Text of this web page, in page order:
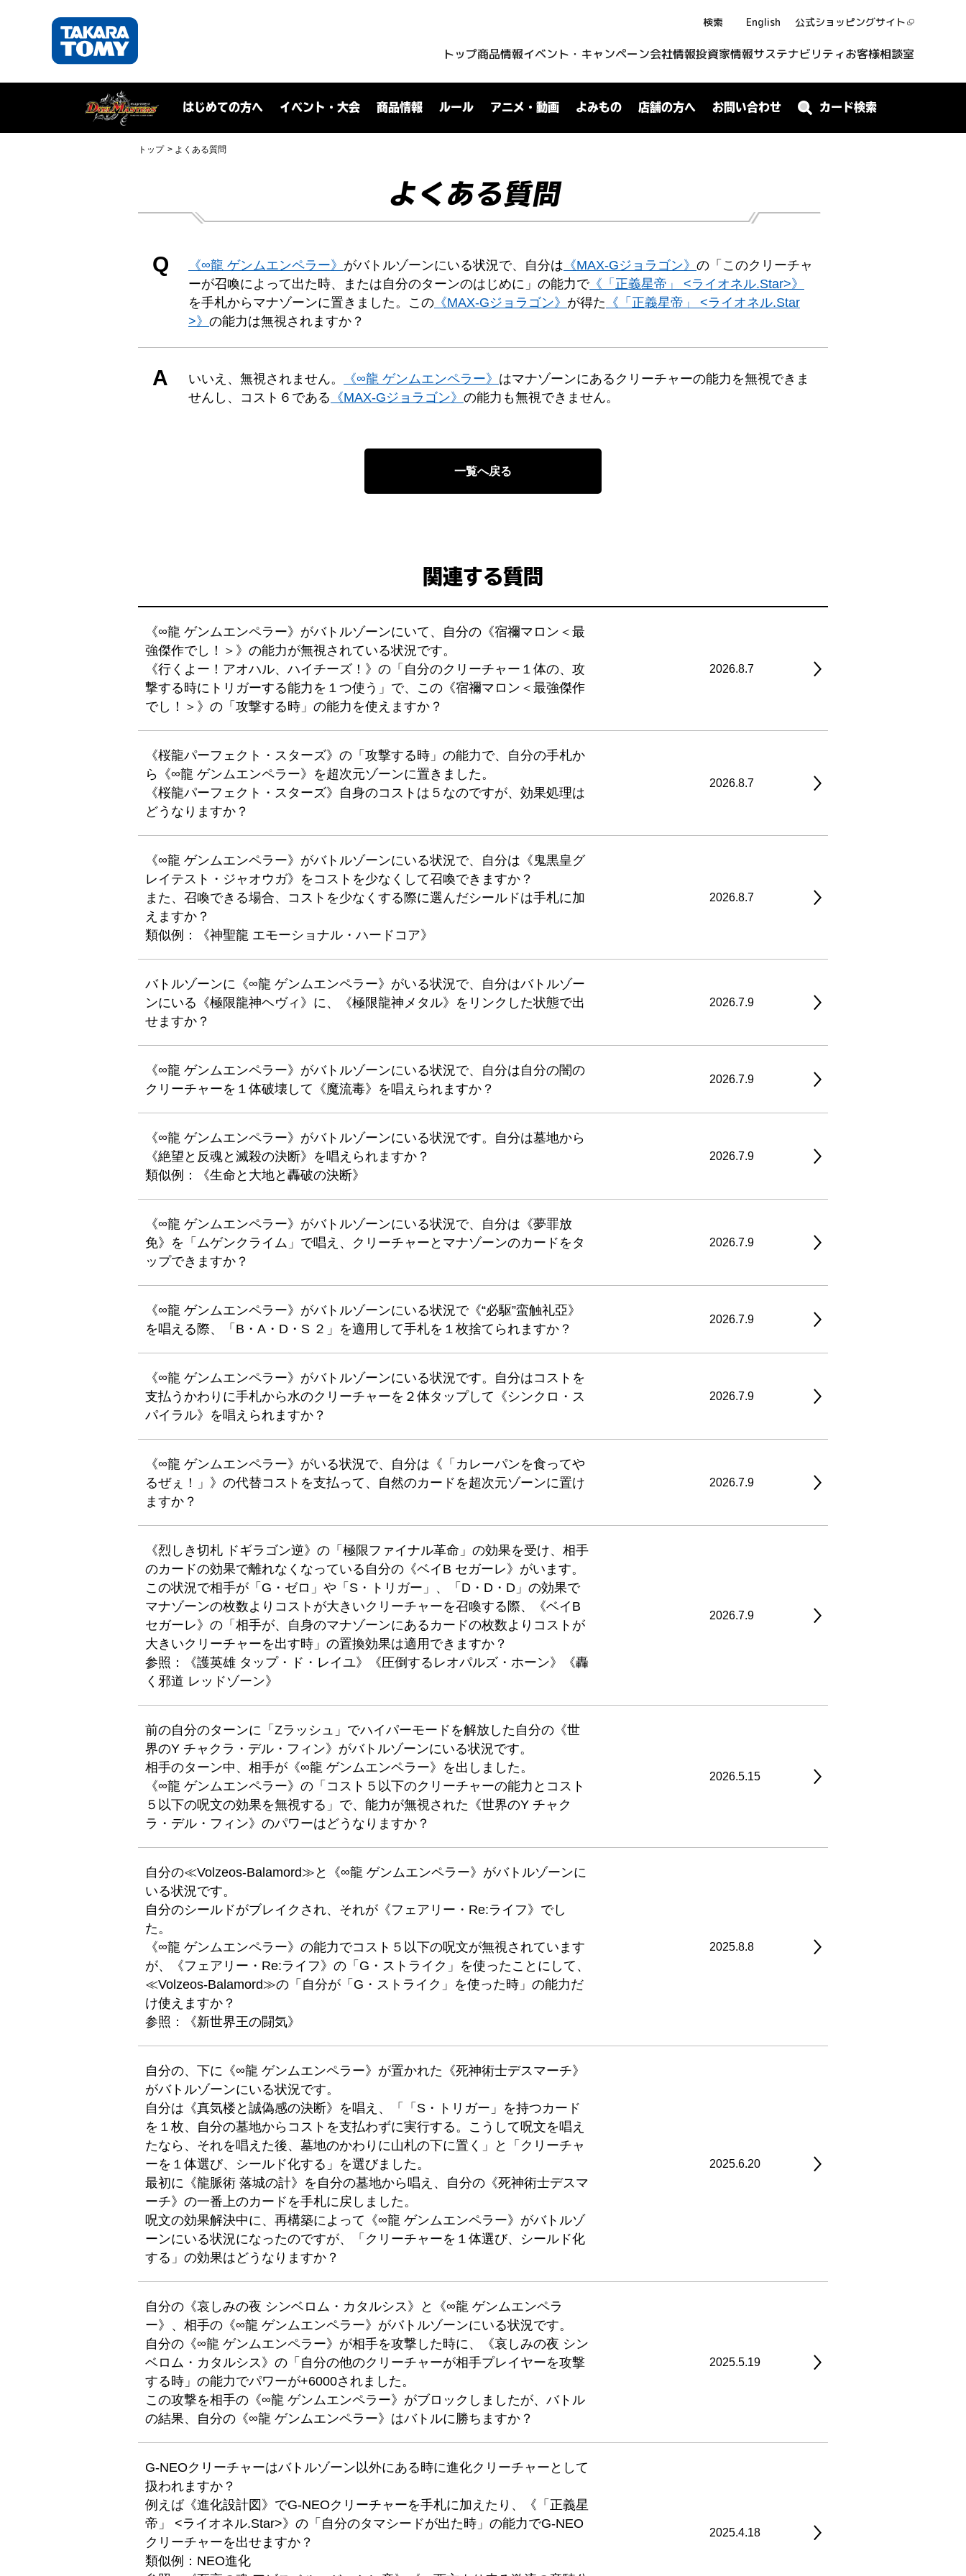
検索 English 公式ショッピングサイト
トップ商品情報イベント・キャンペーン会社情報投資家情報サステナビリティお客様相談室
はじめての方へ イベント・大会 商品情報 ルール アニメ・動画 よみもの 店舗の方へ お問い合わせ カード検索
トップ よくある質問
よくある質問
Q 《∞龍 ゲンムエンペラー》 がバトルゾーンにいる状況で、自分は 《MAX-Gジョラゴン》 の「このクリーチャ
ーが召喚によって出た時、または自分のターンのはじめに」の能力で《「正義星帝」 <ライオネル.Star>》
を手札からマナゾーンに置きました。この 《MAX-Gジョラゴン》 が得た 《「正義星帝」 <ライオネル.Star
>》 の能力は無視されますか？
A いいえ、無視されません。 《∞龍 ゲンムエンペラー》 はマナゾーンにあるクリーチャーの能力を無視できま
せんし、コスト６である 《MAX-Gジョラゴン》 の能力も無視できません。
一覧へ戻る
関連する質問
《∞龍 ゲンムエンペラー》がバトルゾーンにいて、自分の《宿禰マロン＜最
強傑作でし！＞》の能力が無視されている状況です。
《行くよー！アオハル、ハイチーズ！》の「自分のクリーチャー１体の、攻
撃する時にトリガーする能力を１つ使う」で、この《宿禰マロン＜最強傑作
でし！＞》の「攻撃する時」の能力を使えますか？
2026.8.7
《桜龍パーフェクト・スターズ》の「攻撃する時」の能力で、自分の手札か
ら《∞龍 ゲンムエンペラー》を超次元ゾーンに置きました。
《桜龍パーフェクト・スターズ》自身のコストは５なのですが、効果処理は
どうなりますか？
2026.8.7
《∞龍 ゲンムエンペラー》がバトルゾーンにいる状況で、自分は《鬼黒皇グ
レイテスト・ジャオウガ》をコストを少なくして召喚できますか？
また、召喚できる場合、コストを少なくする際に選んだシールドは手札に加
えますか？
類似例：《神聖龍 エモーショナル・ハードコア》
2026.8.7
バトルゾーンに《∞龍 ゲンムエンペラー》がいる状況で、自分はバトルゾー
ンにいる《極限龍神ヘヴィ》に、《極限龍神メタル》をリンクした状態で出
せますか？
2026.7.9
《∞龍 ゲンムエンペラー》がバトルゾーンにいる状況で、自分は自分の闇の
クリーチャーを１体破壊して《魔流毒》を唱えられますか？
2026.7.9
《∞龍 ゲンムエンペラー》がバトルゾーンにいる状況です。自分は墓地から
《絶望と反魂と滅殺の決断》を唱えられますか？
類似例：《生命と大地と轟破の決断》
2026.7.9
《∞龍 ゲンムエンペラー》がバトルゾーンにいる状況で、自分は《夢罪放
免》を「ムゲンクライム」で唱え、クリーチャーとマナゾーンのカードをタ
ップできますか？
2026.7.9
《∞龍 ゲンムエンペラー》がバトルゾーンにいる状況で《“必駆”蛮触礼亞》
を唱える際、「B・A・D・S ２」を適用して手札を１枚捨てられますか？
2026.7.9
《∞龍 ゲンムエンペラー》がバトルゾーンにいる状況です。自分はコストを
支払うかわりに手札から水のクリーチャーを２体タップして《シンクロ・ス
パイラル》を唱えられますか？
2026.7.9
《∞龍 ゲンムエンペラー》がいる状況で、自分は《「カレーパンを食ってや
るぜぇ！」》の代替コストを支払って、自然のカードを超次元ゾーンに置け
ますか？
2026.7.9
《烈しき切札 ドギラゴン逆》の「極限ファイナル革命」の効果を受け、相手
のカードの効果で離れなくなっている自分の《ベイB セガーレ》がいます。
この状況で相手が「G・ゼロ」や「S・トリガー」、「D・D・D」の効果で
マナゾーンの枚数よりコストが大きいクリーチャーを召喚する際、《ベイB
セガーレ》の「相手が、自身のマナゾーンにあるカードの枚数よりコストが
大きいクリーチャーを出す時」の置換効果は適用できますか？
参照：《護英雄 タップ・ド・レイユ》《圧倒するレオパルズ・ホーン》《轟
く邪道 レッドゾーン》
2026.7.9
前の自分のターンに「Zラッシュ」でハイパーモードを解放した自分の《世
界のY チャクラ・デル・フィン》がバトルゾーンにいる状況です。
相手のターン中、相手が《∞龍 ゲンムエンペラー》を出しました。
《∞龍 ゲンムエンペラー》の「コスト５以下のクリーチャーの能力とコスト
５以下の呪文の効果を無視する」で、能力が無視された《世界のY チャク
ラ・デル・フィン》のパワーはどうなりますか？
2026.5.15
自分の≪Volzeos-Balamord≫と《∞龍 ゲンムエンペラー》がバトルゾーンに
いる状況です。
自分のシールドがブレイクされ、それが《フェアリー・Re:ライフ》でし
た。
《∞龍 ゲンムエンペラー》の能力でコスト５以下の呪文が無視されています
が、《フェアリー・Re:ライフ》の「G・ストライク」を使ったことにして、
≪Volzeos-Balamord≫の「自分が「G・ストライク」を使った時」の能力だ
け使えますか？
参照：《新世界王の闘気》
2025.8.8
自分の、下に《∞龍 ゲンムエンペラー》が置かれた《死神術士デスマーチ》
がバトルゾーンにいる状況です。
自分は《真気楼と誠偽感の決断》を唱え、「「S・トリガー」を持つカード
を１枚、自分の墓地からコストを支払わずに実行する。こうして呪文を唱え
たなら、それを唱えた後、墓地のかわりに山札の下に置く」と「クリーチャ
ーを１体選び、シールド化する」を選びました。
最初に《龍脈術 落城の計》を自分の墓地から唱え、自分の《死神術士デスマ
ーチ》の一番上のカードを手札に戻しました。
呪文の効果解決中に、再構築によって《∞龍 ゲンムエンペラー》がバトルゾ
ーンにいる状況になったのですが、「クリーチャーを１体選び、シールド化
する」の効果はどうなりますか？
2025.6.20
自分の《哀しみの夜 シンベロム・カタルシス》と《∞龍 ゲンムエンペラ
ー》、相手の《∞龍 ゲンムエンペラー》がバトルゾーンにいる状況です。
自分の《∞龍 ゲンムエンペラー》が相手を攻撃した時に、《哀しみの夜 シン
ベロム・カタルシス》の「自分の他のクリーチャーが相手プレイヤーを攻撃
する時」の能力でパワーが+6000されました。
この攻撃を相手の《∞龍 ゲンムエンペラー》がブロックしましたが、バトル
の結果、自分の《∞龍 ゲンムエンペラー》はバトルに勝ちますか？
2025.5.19
G-NEOクリーチャーはバトルゾーン以外にある時に進化クリーチャーとして
扱われますか？
例えば《進化設計図》でG-NEOクリーチャーを手札に加えたり、《「正義星
帝」 <ライオネル.Star>》の「自分のタマシードが出た時」の能力でG-NEO
クリーチャーを出せますか？
類似例：NEO進化
2025.4.18